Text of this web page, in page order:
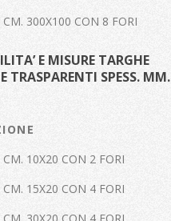
CM. 300X100 CON 8 FORI
E MISURE TARGHE
TRASPARENTI SPESS. MM.
CM. 10X20 CON 2 FORI
CM. 15X20 CON 4 FORI